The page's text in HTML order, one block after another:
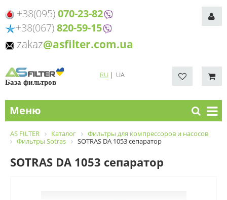
+38(095)070-23-82
+38(067)820-59-15
zakaz@asfilter.com.ua
База фильтров
RU| UA
Меню
AS FILTER Каталог
Фильтры для компрессоров и насосов
Фильтры Sotras
SOTRAS DA 1053 сепаратор
SOTRAS DA 1053 сепаратор